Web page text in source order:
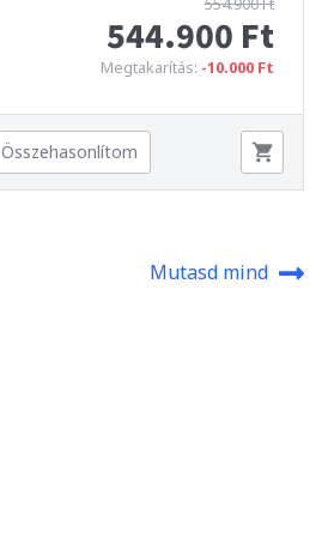
544.900 Ft
Megtakarítás: -10.000 Ft
Összehasonlítom
Mutasd mind